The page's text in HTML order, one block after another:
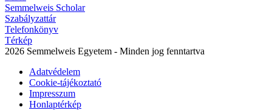
Semmelweis Scholar
Szabályzattár
Telefonkönyv
Térkép
2026 Semmelweis Egyetem - Minden jog fenntartva
Adatvédelem
Cookie-tájékoztató
Impresszum
Honlaptérkép